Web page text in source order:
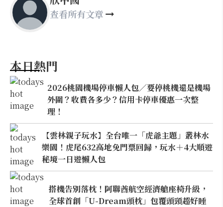
查看所有文章
本日熱門
2026桃園機場停車懶人包／要停桃機還是機場
外圍？收費各多少？信用卡停車優惠一次整
理！
【雲林親子玩水】全台唯一「虎爺主題」叢林水
樂園！虎尾632高地免門票回歸，玩水＋4大順遊
秘境一日遊懶人包
搭機告別落枕！阿聯酋航空經濟艙座椅升級，
全球首創「U-Dream頭枕」包覆頭頸超好睡